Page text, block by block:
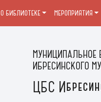
МУНИЦИПАЛЬНОЕ
ИБРЕСИНСКОГО
ЦБС
О БИБЛИОТЕКЕ МЕРОПРИЯТИЯ